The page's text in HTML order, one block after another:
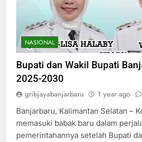
NASIONAL
Bupati dan Wakil Bupati
2025-2030
gribjayabanjarbaru 1 year ago
Banjarbaru, Kalimantan Selatan –
memasuki babak baru dalam
pemerintahannya setelah Bupati